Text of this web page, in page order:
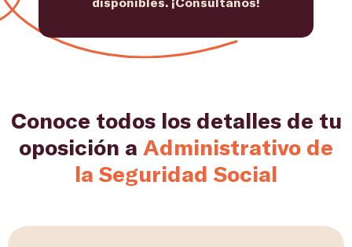
Conoce todos los detalles de tu
oposición a Administrativo de
la Seguridad Social